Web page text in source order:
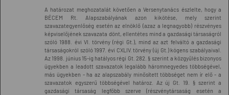
A határozat meghozatalát követően a Versenytanács észlelte, hogy a
BÉCEM Rt. Alapszabályának azon kikötése, mely szerint
szavazategyenlőség esetén az elnöklő (azaz a legnagyobb) részvényes
képviselőjének szavazata dönt, ellentétes mind a gazdasági társaságról
szóló 1988. évi VI. törvény (régi Gt.), mind az azt felváltó a gazdasági
társaságokról szóló 1997. évi CXLIV. törvény (új Gt.) kógens szabályaival.
Az 1998. június 15-ig hatályos régi Gt. 282. § szerint a közgyűlés bizonyos
ügyekben a leadott szavazatok legalább háromnegyedes többségével,
más ügyekben - ha az alapszabály minősített többséget nem ír elő - a
szavazatok egyszerű többségével határoz. Az új Gt. 19. § szerint a
gazdasági társaság legfőbb szerve (részvénytársaság esetén a